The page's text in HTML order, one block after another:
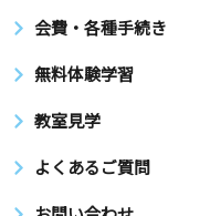
会費・各種手続き
無料体験学習
教室見学
よくあるご質問